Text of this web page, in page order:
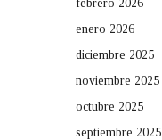
febrero 2026
enero 2026
diciembre 2025
noviembre 2025
octubre 2025
septiembre 2025